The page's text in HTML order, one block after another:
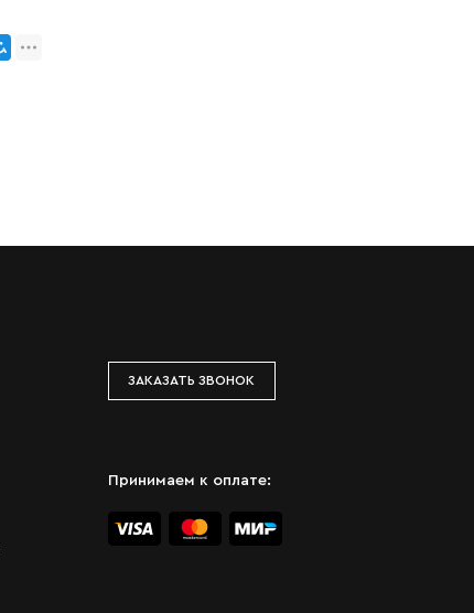
ЗАКАЗАТЬ ЗВОНОК
Принимаем к оплате: